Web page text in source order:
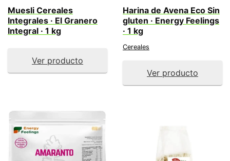
Muesli Cereales
Integrales · El Granero
Integral · 1 kg
Ver producto
Harina de Avena Eco Sin
gluten · Energy Feelings
· 1 kg
Cereales
Ver producto